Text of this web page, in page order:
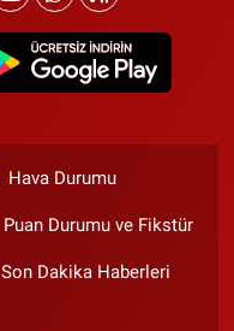
Hava Durumu
Puan Durumu ve Fikstür
Son Dakika Haberleri